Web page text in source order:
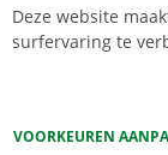
evolueren in
ontwikkeling
zelf zonder
komen.
Deze website
surfervaring te
VOORKEUREN